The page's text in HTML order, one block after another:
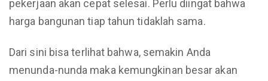
pekerjaan akan cepat selesai. Perlu diingat bahwa
harga bangunan tiap tahun tidaklah sama.
Dari sini bisa terlihat bahwa, semakin Anda
menunda-nunda maka kemungkinan besar akan